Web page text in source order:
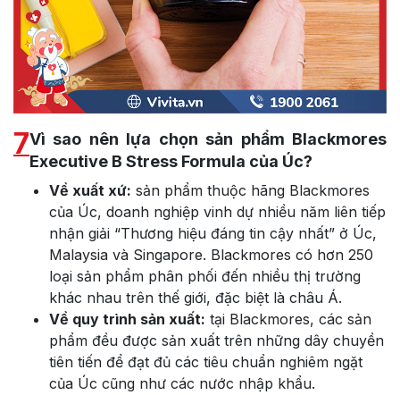
7Vì sao nên lựa chọn sản phẩm Blackmores
Executive B Stress Formula của Úc?
Về xuất xứ: sản phẩm thuộc hãng Blackmores
của Úc, doanh nghiệp vinh dự nhiều năm liên tiếp
nhận giải “Thương hiệu đáng tin cậy nhất” ở Úc,
Malaysia và Singapore. Blackmores có hơn 250
loại sản phẩm phân phối đến nhiều thị trường
khác nhau trên thế giới, đặc biệt là châu Á.
Về quy trình sản xuất: tại Blackmores, các sản
phẩm đều được sản xuất trên những dây chuyền
tiên tiến để đạt đủ các tiêu chuẩn nghiêm ngặt
của Úc cũng như các nước nhập khẩu.